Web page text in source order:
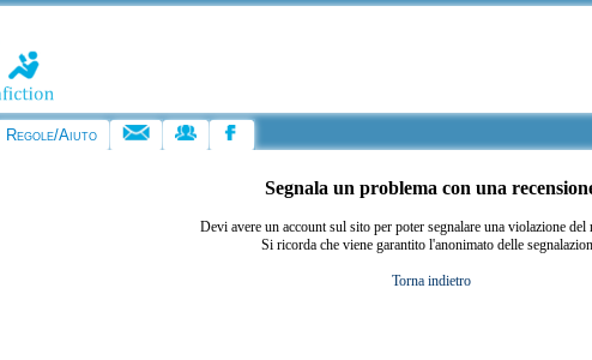
Regole/Aiuto
Segnala un problema con una
Devi avere un account sul sito per poter segnalare una violazione del
Si ricorda che viene garantito l'anonimato delle
Torna indietro